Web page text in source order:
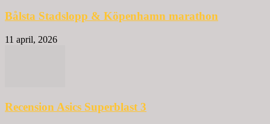
Bålsta Stadslopp & Köpenhamn marathon
11 april, 2026
Recension Asics Superblast 3